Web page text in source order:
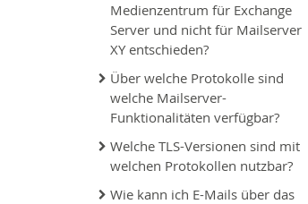
Medienzentrum für Exchange
Server und nicht für Mailserver
XY entschieden?
Über welche Protokolle sind
welche Mailserver-
Funktionalitäten verfügbar?
Welche TLS-Versionen sind mit
welchen Protokollen nutzbar?
Wie kann ich E-Mails über das